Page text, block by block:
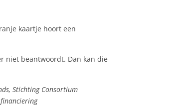
kaartje hoort een
niet beantwoordt. Dan kan die
Stichting Consortium